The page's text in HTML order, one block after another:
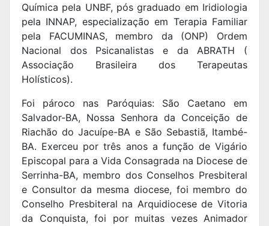
Química pela UNBF, pós graduado em Iridiologia
pela INNAP, especialização em Terapia Familiar
pela FACUMINAS, membro da (ONP) Ordem
Nacional dos Psicanalistas e da ABRATH (
Associação Brasileira dos Terapeutas
Holísticos).
Foi pároco nas Paróquias: São Caetano em
Salvador-BA, Nossa Senhora da Conceição de
Riachão do Jacuípe-BA e São Sebastiã, Itambé-
BA. Exerceu por três anos a função de Vigário
Episcopal para a Vida Consagrada na Diocese de
Serrinha-BA, membro dos Conselhos Presbiteral
e Consultor da mesma diocese, foi membro do
Conselho Presbiteral na Arquidiocese de Vitoria
da Conquista, foi por muitas vezes Animador